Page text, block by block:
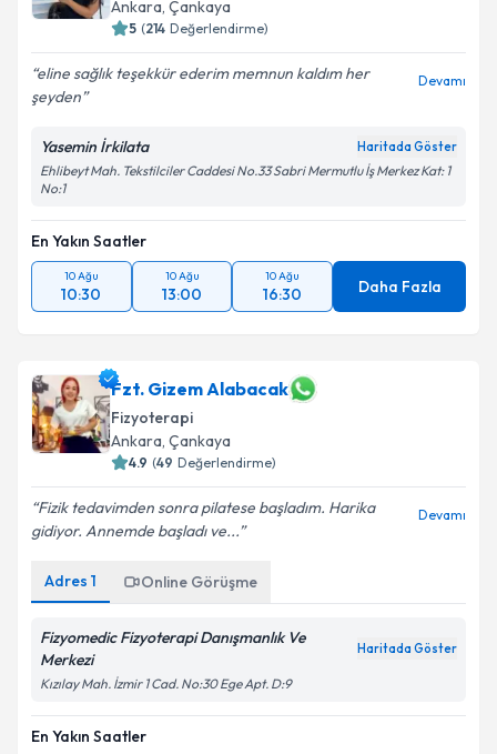
Ankara, Çankaya
5 (214 Değerlendirme)
eline sağlık teşekkür ederim memnun kaldım her
şeyden
Devamı
Yasemin İrkilata Haritada Göster
Ehlibeyt Mah. Tekstilciler Caddesi No.33 Sabri Mermutlu İş Merkez Kat: 1
No:1
En Yakın Saatler
10 Ağu
10:30
10 Ağu
13:00
10 Ağu
16:30 Daha Fazla
Fzt. Gizem Alabacak
Fizyoterapi
Ankara, Çankaya
4.9 (49 Değerlendirme)
Fizik tedavimden sonra pilatese başladım. Harika
gidiyor. Annemde başladı ve...
Devamı
Adres 1 Online Görüşme
Fizyomedic Fizyoterapi Danışmanlık Ve
Merkezi
Haritada Göster
Kızılay Mah. İzmir 1 Cad. No:30 Ege Apt. D:9
En Yakın Saatler